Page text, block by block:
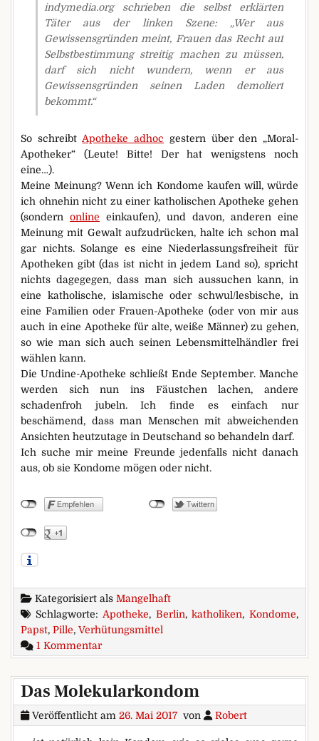
indymedia.org schrieben die selbst erklärten
Täter aus der linken Szene: „Wer aus
Gewissensgründen meint, Frauen das Recht auf
Selbstbestimmung streitig machen zu müssen,
darf sich nicht wundern, wenn er aus
Gewissensgründen seinen Laden demoliert
bekommt.“
So schreibtApotheke adhoc gestern über den „Moral-
Apotheker“ (Leute! Bitte! Der hat wenigstens noch
eine…).
Meine Meinung? Wenn ich Kondome kaufen will, würde
ich ohnehin nicht zu einer katholischen Apotheke gehen
(sondern online einkaufen), und davon, anderen eine
Meinung mit Gewalt aufzudrücken, halte ich schon mal
gar nichts. Solange es eine Niederlassungsfreiheit für
Apotheken gibt (das ist nicht in jedem Land so), spricht
nichts dagegegen, dass man sich aussuchen kann, in
eine katholische, islamische oder schwul/lesbische, in
eine Familien oder Frauen-Apotheke (oder von mir aus
auch in eine Apotheke für alte, weiße Männer) zu gehen,
so wie man sich auch seinen Lebensmittelhändler frei
wählen kann.
Die Undine-Apotheke schließt Ende September. Manche
werden sich nun ins Fäustchen lachen, andere
schadenfroh jubeln. Ich finde es einfach nur
beschämend, dass man Menschen mit abweichenden
Ansichten heutzutage in Deutschand so behandeln darf.
Ich suche mir meine Freunde jedenfalls nicht danach
aus, ob sie Kondome mögen oder nicht.
Kategorisiert als Mangelhaft
Schlagworte: Apotheke, Berlin,katholiken,Kondome,
Papst, Pille, Verhütungsmittel
1 Kommentarzu Freiheit sollte man aushalten können
Das Molekularkondom
Veröffentlicht am 26. Mai 2017 von Robert